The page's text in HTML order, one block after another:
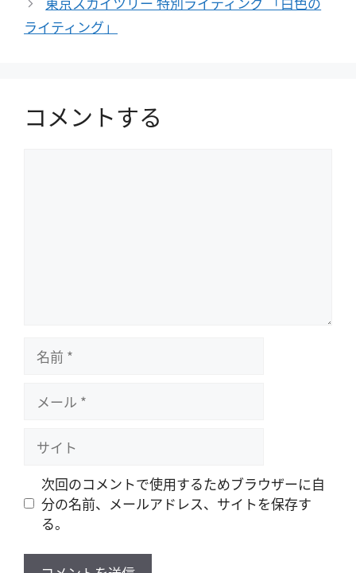
ライティング」
コメントする
次回のコメントで使用するためブラウザーに自
分の名前、メールアドレス、サイトを保存す
る。